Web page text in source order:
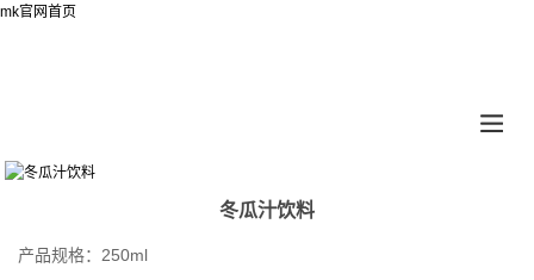
mk官网首页
冬瓜汁饮料
产品规格：250ml